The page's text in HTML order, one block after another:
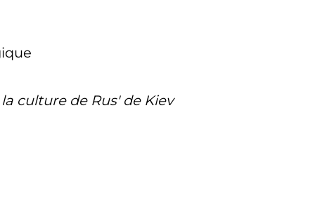
culture de Rus' de Kiev